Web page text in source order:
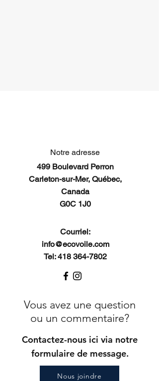
Notre adresse
499 Boulevard Perron
Carleton-sur-Mer, Québec,
Canada
G0C 1J0
Courriel:
info@ecovoile.com
Tel: 418 364-7802
Vous avez une question
ou un commentaire?
Contactez-nous ici via notre
formulaire de message.
Nous joindre